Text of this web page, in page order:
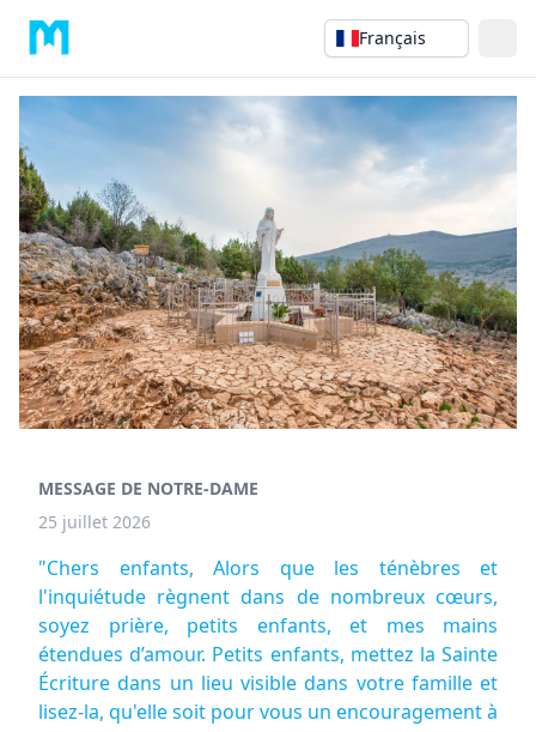
Français
MESSAGE DE NOTRE-DAME
25 juillet 2026
"Chers enfants, Alors que les ténèbres et
l'inquiétude règnent dans de nombreux cœurs,
soyez prière, petits enfants, et mes mains
étendues d’amour. Petits enfants, mettez la Sainte
Écriture dans un lieu visible dans votre famille et
lisez-la, qu'elle soit pour vous un encouragement à